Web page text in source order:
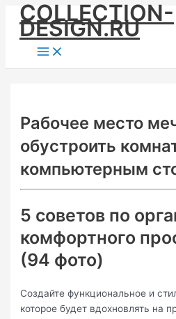
Skip
content
COLLECTION-
DESIGN.RU
Main
Menu
Рабочее место
обустроить
компьютерным
5 советов по
комфортного
(94 фото)
Создайте функциональное и
которое будет вдохновлять на